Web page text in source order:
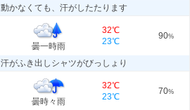
動かなくても、汗がしたたります
曇一時雨
32℃
23℃
90%
汗がふき出しシャツがびっしょり
曇時々雨
32℃
23℃
70%